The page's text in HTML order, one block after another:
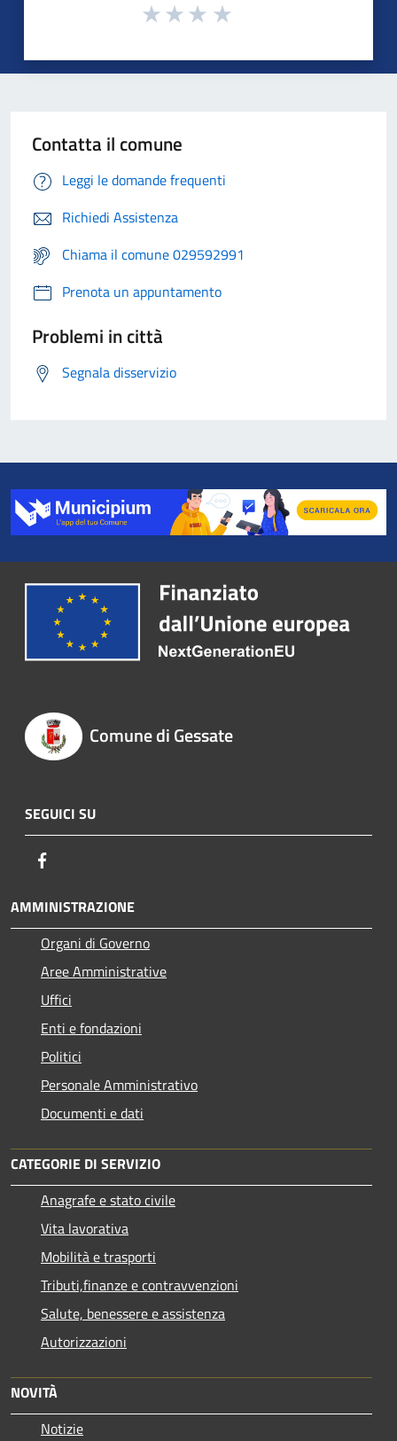
Contatta il comune
Leggi le domande frequenti
Richiedi Assistenza
Chiama il comune 029592991
Prenota un appuntamento
Problemi in città
Segnala disservizio
Comune di Gessate
SEGUICI SU
AMMINISTRAZIONE
Organi di Governo
Aree Amministrative
Uffici
Enti e fondazioni
Politici
Personale Amministrativo
Documenti e dati
CATEGORIE DI SERVIZIO
Anagrafe e stato civile
Vita lavorativa
Mobilità e trasporti
Tributi,finanze e contravvenzioni
Salute, benessere e assistenza
Autorizzazioni
NOVITÀ
Notizie